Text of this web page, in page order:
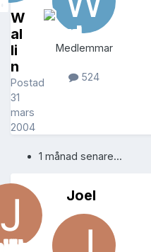
W
al
li
n
Postad
31
mars
2004
Medlemmar
524
1 månad senare...
Joel